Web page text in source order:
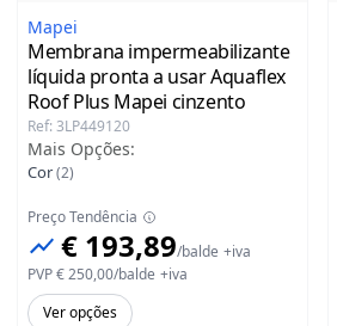
Mapei
Membrana impermeabilizante
líquida pronta a usar Aquaflex
Roof Plus Mapei cinzento
Ref: 3LP449120
Mais Opções:
Cor(2)
Preço Tendência
€ 193,89/balde +iva
PVP€ 250,00/balde +iva
Ver opções